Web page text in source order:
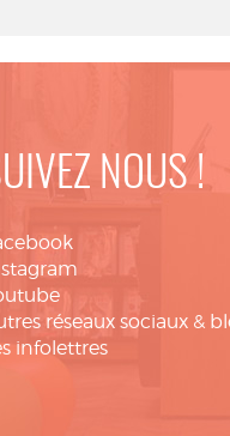
NOUS !
réseaux sociaux &
infolettres